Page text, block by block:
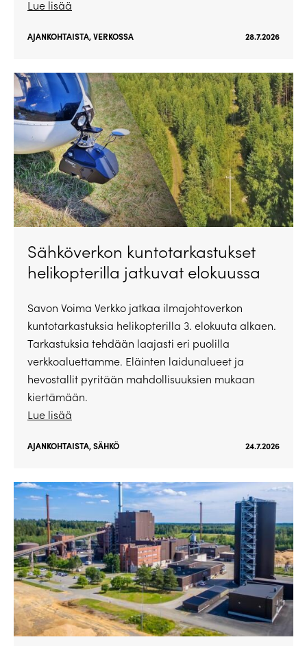
Lue lisää
AJANKOHTAISTA,VERKOSSA 28.7.2026
Sähköverkon kuntotarkastukset
helikopterilla jatkuvat elokuussa
Savon Voima Verkko jatkaa ilmajohtoverkon
kuntotarkastuksia helikopterilla 3. elokuuta alkaen.
Tarkastuksia tehdään laajasti eri puolilla
verkkoaluettamme. Eläinten laidunalueet ja
hevostallit pyritään mahdollisuuksien mukaan
kiertämään.
Lue lisää
AJANKOHTAISTA,SÄHKÖ 24.7.2026